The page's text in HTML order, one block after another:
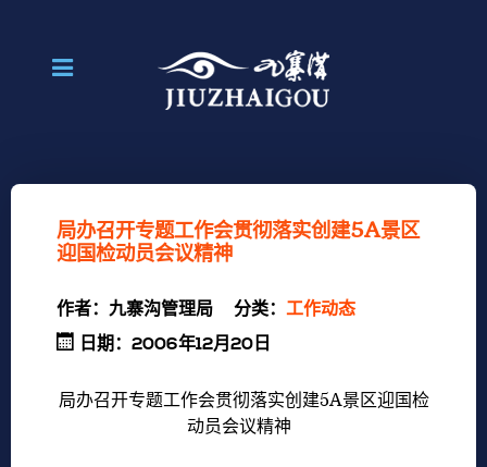
局办召开专题工作会贯彻落实创建5A景区
迎国检动员会议精神
作者： 九寨沟管理局 分类： 工作动态
日期：2006年12月20日
局办召开专题工作会贯彻落实创建5A景区迎国检
动员会议精神